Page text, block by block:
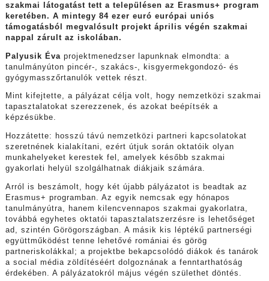
szakmai látogatást tett a településen az Erasmus+ program
keretében. A mintegy 84 ezer euró európai uniós
támogatásból megvalósult projekt április végén szakmai
nappal zárult az iskolában.
Palyusik Éva projektmenedzser lapunknak elmondta: a
tanulmányúton pincér-, szakács-, kisgyermekgondozó- és
gyógymasszőrtanulók vettek részt.
Mint kifejtette, a pályázat célja volt, hogy nemzetközi szakmai
tapasztalatokat szerezzenek, és azokat beépítsék a
képzésükbe.
Hozzátette: hosszú távú nemzetközi partneri kapcsolatokat
szeretnének kialakítani, ezért útjuk során oktatóik olyan
munkahelyeket kerestek fel, amelyek később szakmai
gyakorlati helyül szolgálhatnak diákjaik számára.
Arról is beszámolt, hogy két újabb pályázatot is beadtak az
Erasmus+ programban. Az egyik nemcsak egy hónapos
tanulmányútra, hanem kilencvennapos szakmai gyakorlatra,
továbbá egyhetes oktatói tapasztalatszerzésre is lehetőséget
ad, szintén Görögországban. A másik kis léptékű partnerségi
együttműködést tenne lehetővé romániai és görög
partneriskolákkal; a projektbe bekapcsolódó diákok és tanárok
a social média zöldítéséért dolgoznának a fenntarthatóság
érdekében. A pályázatokról május végén születhet döntés.